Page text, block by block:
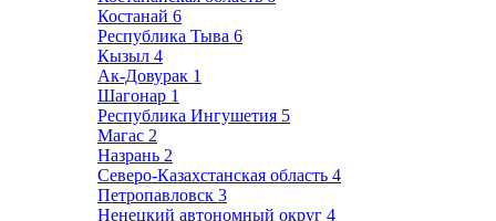
Костанай 6
Республика Тыва 6
Кызыл 4
Ак-Довурак 1
Шагонар 1
Республика Ингушетия 5
Магас 2
Назрань 2
Северо-Казахстанская область 4
Петропавловск 3
Ненецкий автономный округ 4